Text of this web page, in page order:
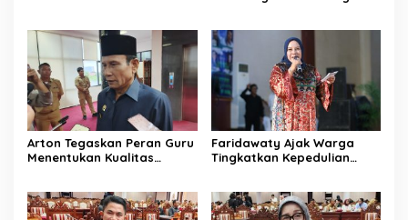
Arton Tegaskan Peran Guru
Menentukan Kualitas
Faridawaty Ajak Warga
Tingkatkan Kepedulian